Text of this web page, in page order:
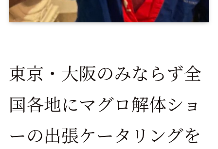
東京・大阪のみならず全
国各地にマグロ解体ショ
ーの出張ケータリングを